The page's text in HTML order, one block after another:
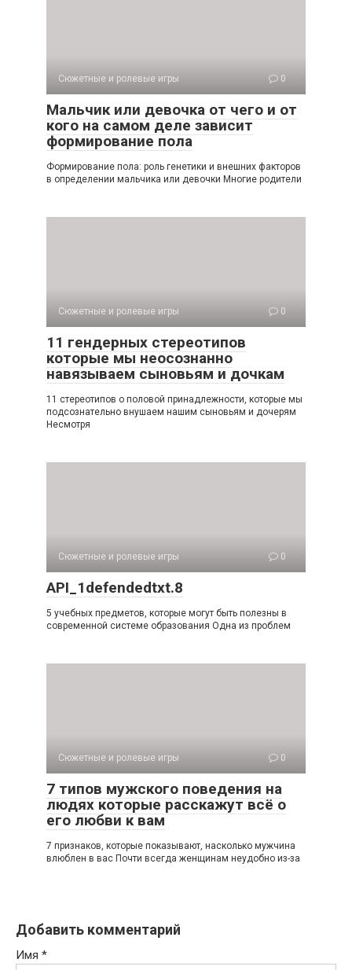
Сюжетные и ролевые игры 0
Мальчик или девочка от чего и от
кого на самом деле зависит
формирование пола
Формирование пола: роль генетики и внешних факторов
в определении мальчика или девочки Многие родители
Сюжетные и ролевые игры 0
11 гендерных стереотипов
которые мы неосознанно
навязываем сыновьям и дочкам
11 стереотипов о половой принадлежности, которые мы
подсознательно внушаем нашим сыновьям и дочерям
Несмотря
Сюжетные и ролевые игры 0
API_1defendedtxt.8
5 учебных предметов, которые могут быть полезны в
современной системе образования Одна из проблем
Сюжетные и ролевые игры 0
7 типов мужского поведения на
людях которые расскажут всё о
его любви к вам
7 признаков, которые показывают, насколько мужчина
влюблен в вас Почти всегда женщинам неудобно из-за
Добавить комментарий
Имя *